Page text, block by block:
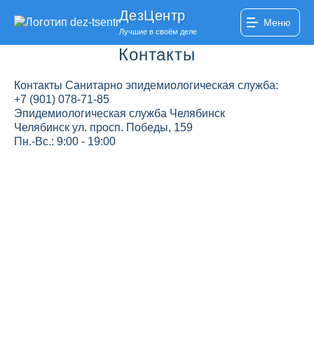
ДезЦентр
Лучшие в своём деле
Меню
Контакты
Контакты Санитарно эпидемиологическая служба:
+7 (901) 078-71-85
Эпидемиологическая служба Челябинск
Челябинск ул. просп. Победы, 159
Пн.-Вс.: 9:00 - 19:00